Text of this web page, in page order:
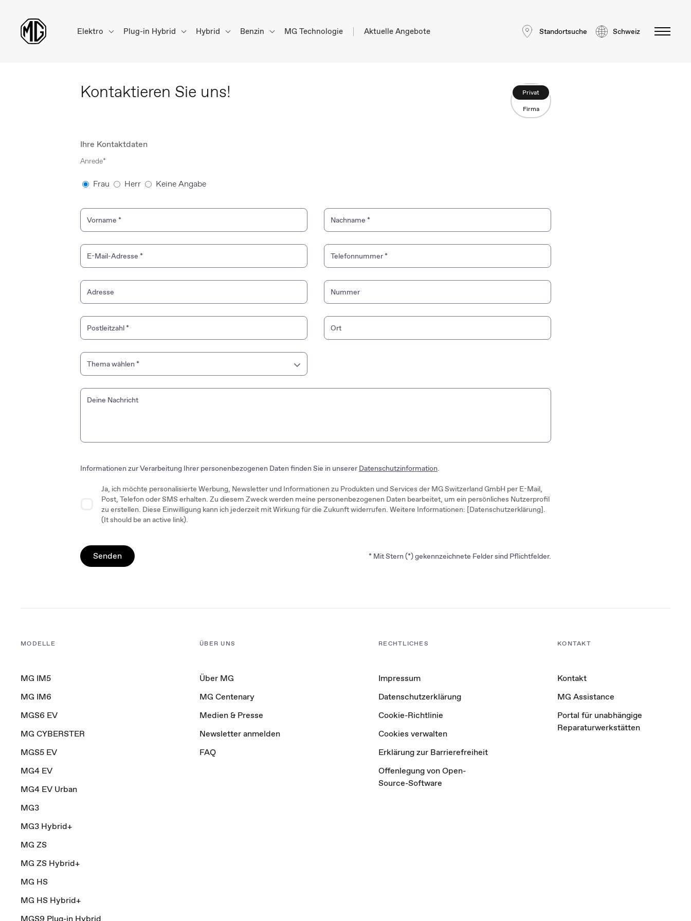
Elektro Plug-in Hybrid Hybrid Benzin MG Technologie Aktuelle Angebote Standortsuche Schweiz
Kontaktieren Sie uns!
Privat
Firma
Ihre Kontaktdaten
Anrede*
Frau Herr Keine Angabe
Vorname * Nachname *
E-Mail-Adresse * Telefonnummer*
Adresse Nummer
Postleitzahl* Ort
Thema wählen*
Marketing & Werbung
Zubehör
Deine Nachricht
Informationen zur Verarbeitung Ihrer personenbezogenen Daten finden Sie in unserer Datenschutzinformation.
Ja, ich möchte personalisierte Werbung, Newsletter und Informationen zu Produkten und Services der MG Switzerland GmbH per E-Mail,
Post, Telefon oder SMS erhalten. Zu diesem Zweck werden meine personenbezogenen Daten bearbeitet, um ein persönliches Nutzerprofil
zu erstellen. Diese Einwilligung kann ich jederzeit mit Wirkung für die Zukunft widerrufen. Weitere Informationen: [Datenschutzerklärung].
(It should be an active link).
Senden * Mit Stern (*) gekennzeichnete Felder sind Pflichtfelder.
MODELLE
MG IM5
MG IM6
MGS6 EV
MG CYBERSTER
MGS5 EV
MG4 EV
MG4 EV Urban
MG3
MG3 Hybrid+
MG ZS
MG ZS Hybrid+
MG HS
MG HS Hybrid+
MGS9 Plug-in Hybrid
ÜBER UNS
Über MG
MG Centenary
Medien & Presse
Newsletter anmelden
FAQ
RECHTLICHES
Impressum
Datenschutzerklärung
Cookie-Richtlinie
Cookies verwalten
Erklärung zur Barrierefreiheit
Offenlegung von Open-
Source-Software
KONTAKT
Kontakt
MG Assistance
Portal für unabhängige
Reparaturwerkstätten